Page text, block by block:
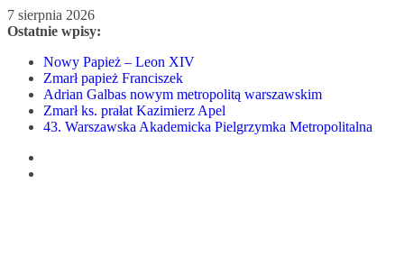
Przejdź
do
7 sierpnia 2026
Ostatnie wpisy:
Nowy Papież – Leon XIV
Zmarł papież Franciszek
Adrian Galbas nowym metropolitą warszawskim
Zmarł ks. prałat Kazimierz Apel
43. Warszawska Akademicka Pielgrzymka Metropolitalna